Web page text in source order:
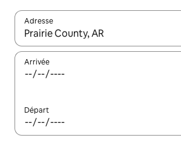
Adresse
Lorsque les résultats s'affichent,
Arrivée
Départ